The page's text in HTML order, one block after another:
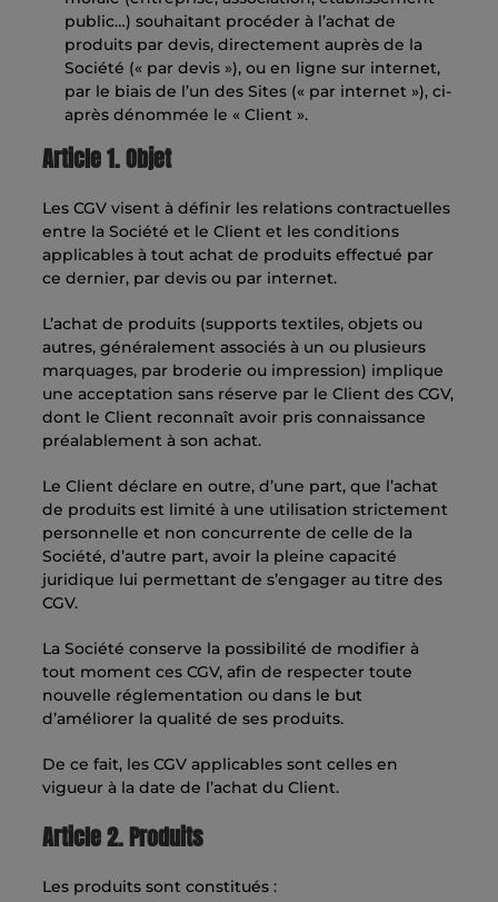
public…) souhaitant procéder à l’achat de
produits par devis, directement auprès de la
Société (« par devis »), ou en ligne sur internet,
par le biais de l’un des Sites (« par internet »), ci-
après dénommée le « Client ».
Article 1. Objet
Les CGV visent à définir les relations contractuelles
entre la Société et le Client et les conditions
applicables à tout achat de produits effectué par
ce dernier, par devis ou par internet.
L’achat de produits (supports textiles, objets ou
autres, généralement associés à un ou plusieurs
marquages, par broderie ou impression) implique
une acceptation sans réserve par le Client des CGV,
dont le Client reconnaît avoir pris connaissance
préalablement à son achat.
Le Client déclare en outre, d’une part, que l’achat
de produits est limité à une utilisation strictement
personnelle et non concurrente de celle de la
Société, d’autre part, avoir la pleine capacité
juridique lui permettant de s’engager au titre des
CGV.
La Société conserve la possibilité de modifier à
tout moment ces CGV, afin de respecter toute
nouvelle réglementation ou dans le but
d’améliorer la qualité de ses produits.
De ce fait, les CGV applicables sont celles en
vigueur à la date de l’achat du Client.
Article 2. Produits
Les produits sont constitués :